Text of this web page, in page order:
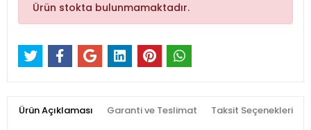
Ürün stokta bulunmamaktadır.
Ürün Açıklaması Garanti ve Teslimat Taksit Seçenekleri